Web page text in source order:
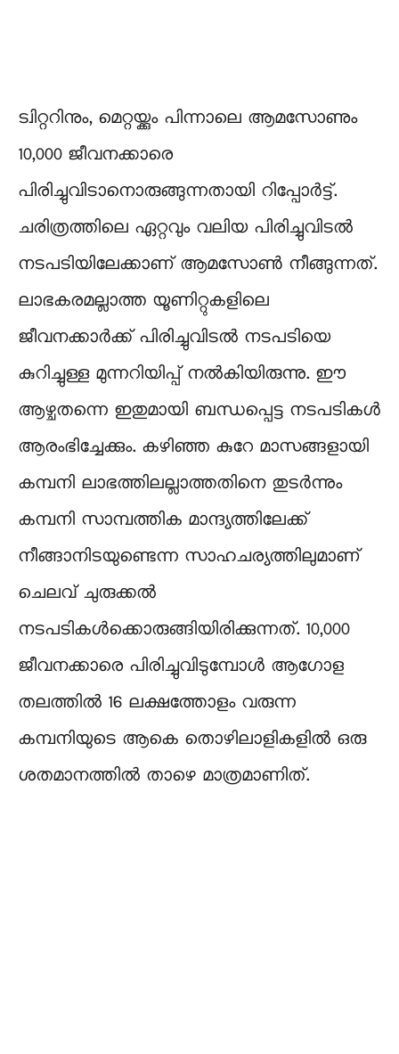
ട്വിറ്ററിനും, മെറ്റയ്ക്കും പിന്നാലെ ആമസോണും
10,000 ജീവനക്കാരെ
പിരിച്ചുവിടാനൊരുങ്ങുന്നതായി റിപ്പോർട്ട്.
ചരിത്രത്തിലെ ഏറ്റവും വലിയ പിരിച്ചുവിടല്‍
നടപടിയിലേക്കാണ് ആമസോൺ നീങ്ങുന്നത്.
ലാഭകരമല്ലാത്ത യൂണിറ്റുകളിലെ
ജീവനക്കാര്‍ക്ക് പിരിച്ചുവിടല്‍ നടപടിയെ
കുറിച്ചുള്ള മുന്നറിയിപ്പ് നല്‍കിയിരുന്നു. ഈ
ആഴ്ചതന്നെ ഇതുമായി ബന്ധപ്പെട്ട നടപടികള്‍
ആരംഭിച്ചേക്കും. കഴിഞ്ഞ കുറേ മാസങ്ങളായി
കമ്പനി ലാഭത്തിലല്ലാത്തതിനെ തുടര്‍ന്നും
കമ്പനി സാമ്പത്തിക മാന്ദ്യത്തിലേക്ക്
നീങ്ങാനിടയുണ്ടെന്ന സാഹചര്യത്തിലുമാണ്
ചെലവ്‌ ചുരുക്കല്‍
നടപടികള്‍ക്കൊരുങ്ങിയിരിക്കുന്നത്. 10,000
ജീവനക്കാരെ പിരിച്ചുവിടുമ്പോൾ ആഗോള
തലത്തില്‍ 16 ലക്ഷത്തോളം വരുന്ന
കമ്പനിയുടെ ആകെ തൊഴിലാളികളില്‍ ഒരു
ശതമാനത്തില്‍ താഴെ മാത്രമാണിത്.